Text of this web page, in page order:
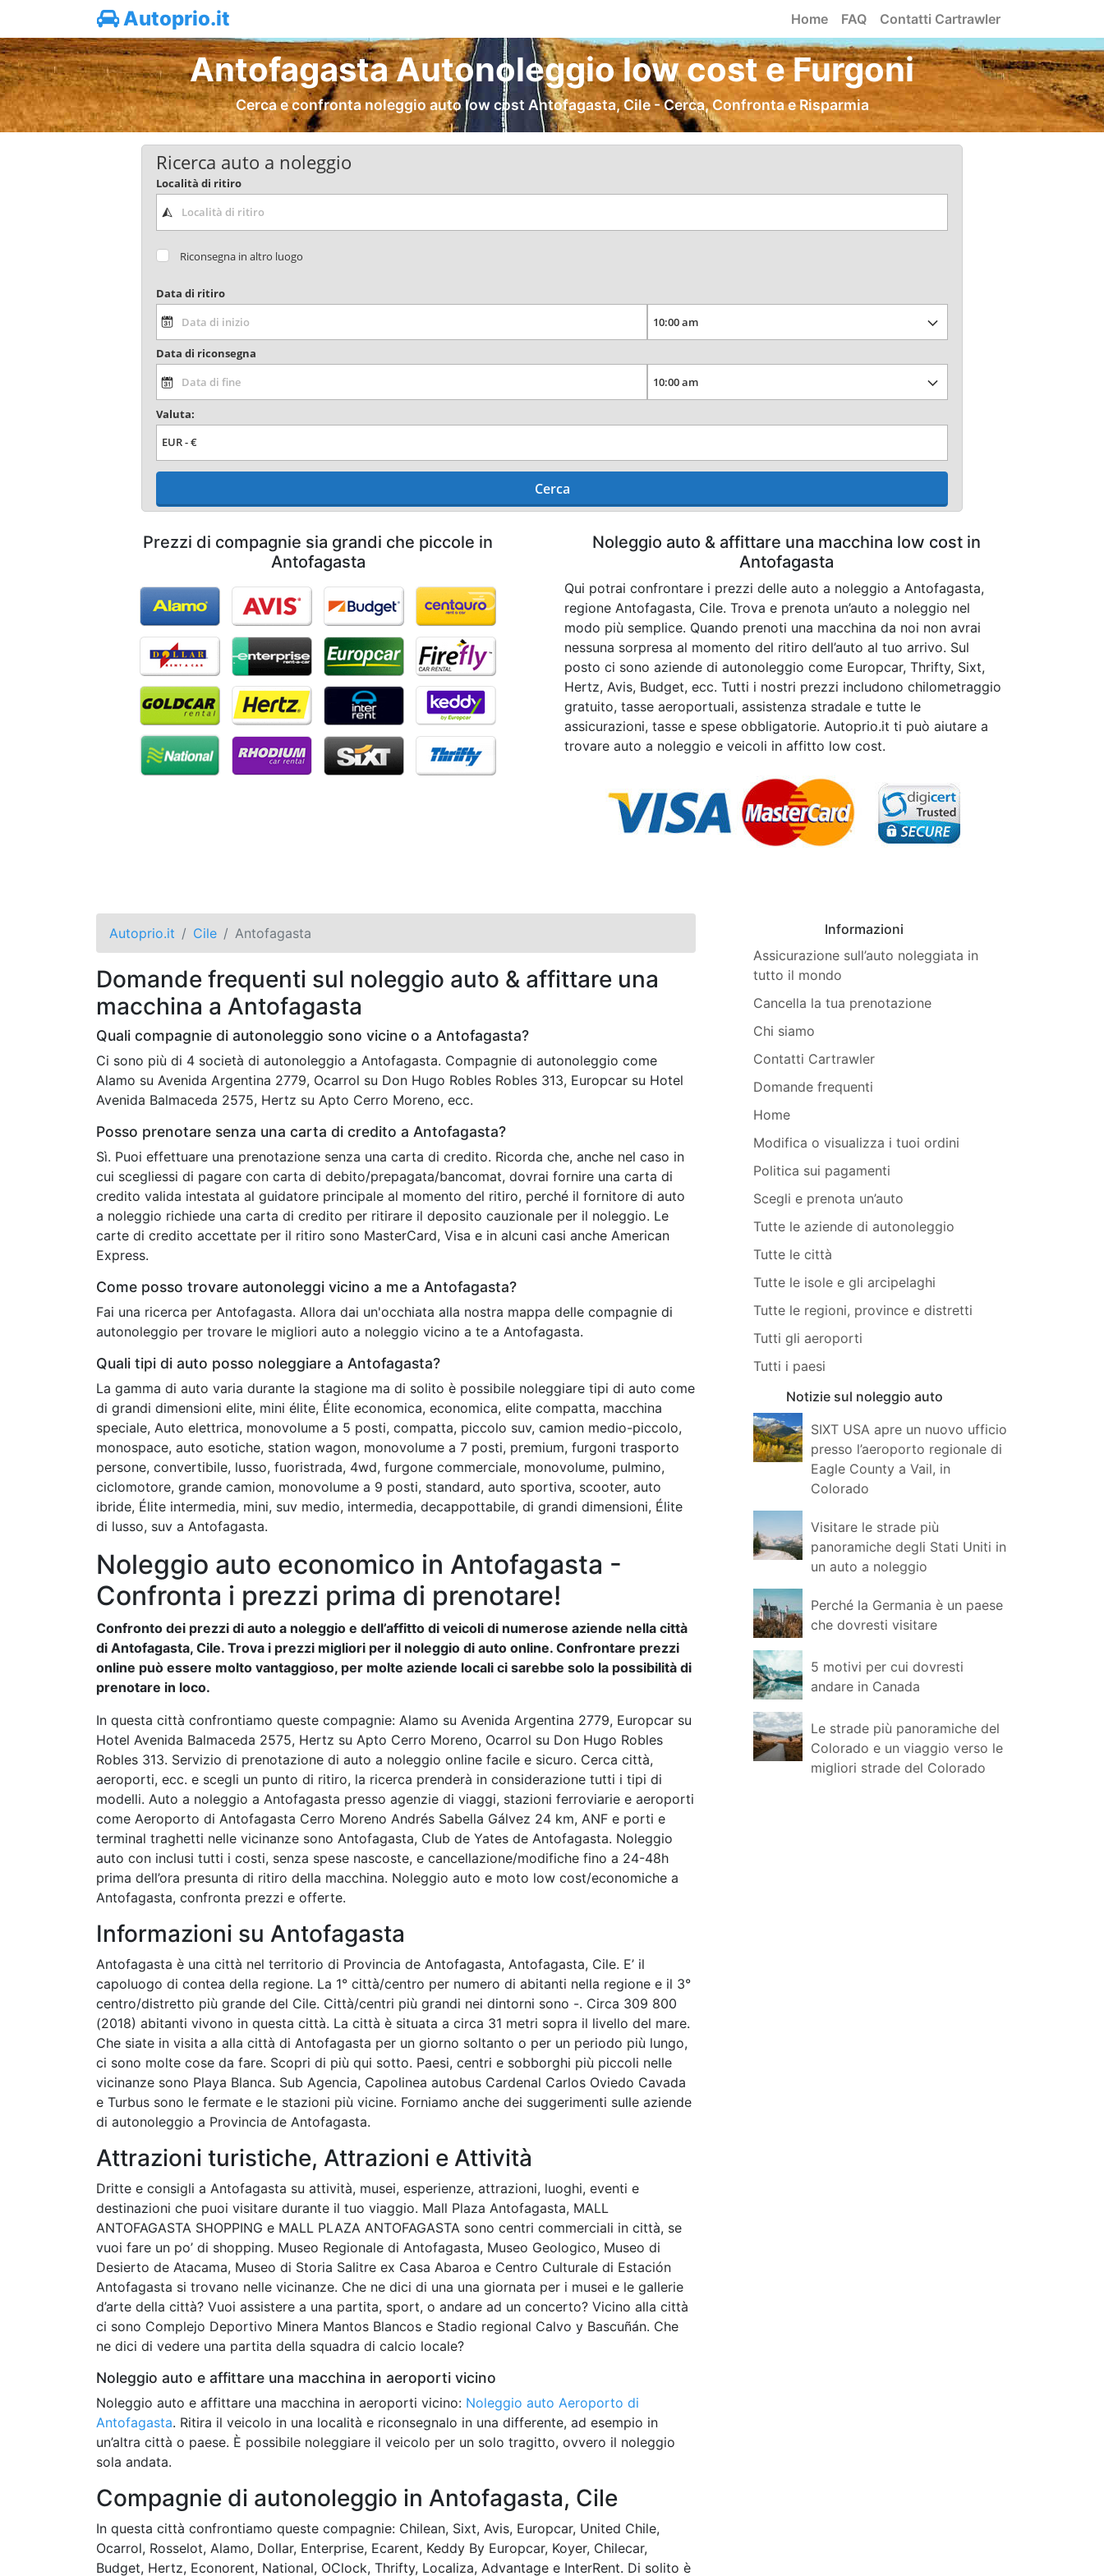
Autoprio.it Home FAQ Contatti Cartrawler
Antofagasta Autonoleggio low cost e Furgoni
Cerca e confronta noleggio auto low cost Antofagasta, Cile - Cerca, Confronta e Risparmia
Ricerca auto a noleggio
Località di ritiro
Riconsegna in altro luogo
Data di ritiro
Data di riconsegna
Valuta:
Cerca
Prezzi di compagnie sia grandi che piccole in
Antofagasta
Noleggio auto & affittare una macchina low cost in
Antofagasta
Qui potrai confrontare i prezzi delle auto a noleggio a Antofagasta,
regione Antofagasta, Cile. Trova e prenota un’auto a noleggio nel
modo più semplice. Quando prenoti una macchina da noi non avrai
nessuna sorpresa al momento del ritiro dell’auto al tuo arrivo. Sul
posto ci sono aziende di autonoleggio come Europcar, Thrifty, Sixt,
Hertz, Avis, Budget, ecc. Tutti i nostri prezzi includono chilometraggio
gratuito, tasse aeroportuali, assistenza stradale e tutte le
assicurazioni, tasse e spese obbligatorie. Autoprio.it ti può aiutare a
trovare auto a noleggio e veicoli in affitto low cost.
Autoprio.it Cile Antofagasta
Domande frequenti sul noleggio auto & affittare una
macchina a Antofagasta
Quali compagnie di autonoleggio sono vicine o a Antofagasta?
Ci sono più di 4 società di autonoleggio a Antofagasta. Compagnie di autonoleggio come
Alamo su Avenida Argentina 2779, Ocarrol su Don Hugo Robles Robles 313, Europcar su Hotel
Avenida Balmaceda 2575, Hertz su Apto Cerro Moreno, ecc.
Posso prenotare senza una carta di credito a Antofagasta?
Sì. Puoi effettuare una prenotazione senza una carta di credito. Ricorda che, anche nel caso in
cui scegliessi di pagare con carta di debito/prepagata/bancomat, dovrai fornire una carta di
credito valida intestata al guidatore principale al momento del ritiro, perché il fornitore di auto
a noleggio richiede una carta di credito per ritirare il deposito cauzionale per il noleggio. Le
carte di credito accettate per il ritiro sono MasterCard, Visa e in alcuni casi anche American
Express.
Come posso trovare autonoleggi vicino a me a Antofagasta?
Fai una ricerca per Antofagasta. Allora dai un'occhiata alla nostra mappa delle compagnie di
autonoleggio per trovare le migliori auto a noleggio vicino a te a Antofagasta.
Quali tipi di auto posso noleggiare a Antofagasta?
La gamma di auto varia durante la stagione ma di solito è possibile noleggiare tipi di auto come
di grandi dimensioni elite, mini élite, Élite economica, economica, elite compatta, macchina
speciale, Auto elettrica, monovolume a 5 posti, compatta, piccolo suv, camion medio-piccolo,
monospace, auto esotiche, station wagon, monovolume a 7 posti, premium, furgoni trasporto
persone, convertibile, lusso, fuoristrada, 4wd, furgone commerciale, monovolume, pulmino,
ciclomotore, grande camion, monovolume a 9 posti, standard, auto sportiva, scooter, auto
ibride, Élite intermedia, mini, suv medio, intermedia, decappottabile, di grandi dimensioni, Élite
di lusso, suv a Antofagasta.
Noleggio auto economico in Antofagasta -
Confronta i prezzi prima di prenotare!
Confronto dei prezzi di auto a noleggio e dell’affitto di veicoli di numerose aziende nella città
di Antofagasta, Cile. Trova i prezzi migliori per il noleggio di auto online. Confrontare prezzi
online può essere molto vantaggioso, per molte aziende locali ci sarebbe solo la possibilità di
prenotare in loco.
In questa città confrontiamo queste compagnie: Alamo su Avenida Argentina 2779, Europcar su
Hotel Avenida Balmaceda 2575, Hertz su Apto Cerro Moreno, Ocarrol su Don Hugo Robles
Robles 313. Servizio di prenotazione di auto a noleggio online facile e sicuro. Cerca città,
aeroporti, ecc. e scegli un punto di ritiro, la ricerca prenderà in considerazione tutti i tipi di
modelli. Auto a noleggio a Antofagasta presso agenzie di viaggi, stazioni ferroviarie e aeroporti
come Aeroporto di Antofagasta Cerro Moreno Andrés Sabella Gálvez 24 km, ANF e porti e
terminal traghetti nelle vicinanze sono Antofagasta, Club de Yates de Antofagasta. Noleggio
auto con inclusi tutti i costi, senza spese nascoste, e cancellazione/modifiche fino a 24-48h
prima dell’ora presunta di ritiro della macchina. Noleggio auto e moto low cost/economiche a
Antofagasta, confronta prezzi e offerte.
Informazioni su Antofagasta
Antofagasta è una città nel territorio di Provincia de Antofagasta, Antofagasta, Cile. E’ il
capoluogo di contea della regione. La 1° città/centro per numero di abitanti nella regione e il 3°
centro/distretto più grande del Cile. Città/centri più grandi nei dintorni sono -. Circa 309 800
(2018) abitanti vivono in questa città. La città è situata a circa 31 metri sopra il livello del mare.
Che siate in visita a alla città di Antofagasta per un giorno soltanto o per un periodo più lungo,
ci sono molte cose da fare. Scopri di più qui sotto. Paesi, centri e sobborghi più piccoli nelle
vicinanze sono Playa Blanca. Sub Agencia, Capolinea autobus Cardenal Carlos Oviedo Cavada
e Turbus sono le fermate e le stazioni più vicine. Forniamo anche dei suggerimenti sulle aziende
di autonoleggio a Provincia de Antofagasta.
Attrazioni turistiche, Attrazioni e Attività
Dritte e consigli a Antofagasta su attività, musei, esperienze, attrazioni, luoghi, eventi e
destinazioni che puoi visitare durante il tuo viaggio. Mall Plaza Antofagasta, MALL
ANTOFAGASTA SHOPPING e MALL PLAZA ANTOFAGASTA sono centri commerciali in città, se
vuoi fare un po’ di shopping. Museo Regionale di Antofagasta, Museo Geologico, Museo di
Desierto de Atacama, Museo di Storia Salitre ex Casa Abaroa e Centro Culturale di Estación
Antofagasta si trovano nelle vicinanze. Che ne dici di una una giornata per i musei e le gallerie
d’arte della città? Vuoi assistere a una partita, sport, o andare ad un concerto? Vicino alla città
ci sono Complejo Deportivo Minera Mantos Blancos e Stadio regional Calvo y Bascuñán. Che
ne dici di vedere una partita della squadra di calcio locale?
Noleggio auto e affittare una macchina in aeroporti vicino
Noleggio auto e affittare una macchina in aeroporti vicino: Noleggio auto Aeroporto di
Antofagasta. Ritira il veicolo in una località e riconsegnalo in una differente, ad esempio in
un’altra città o paese. È possibile noleggiare il veicolo per un solo tragitto, ovvero il noleggio
sola andata.
Compagnie di autonoleggio in Antofagasta, Cile
In questa città confrontiamo queste compagnie: Chilean, Sixt, Avis, Europcar, United Chile,
Ocarrol, Rosselot, Alamo, Dollar, Enterprise, Ecarent, Keddy By Europcar, Koyer, Chilecar,
Budget, Hertz, Econorent, National, OClock, Thrifty, Localiza, Advantage e InterRent. Di solito è
Informazioni
Assicurazione sull’auto noleggiata in
tutto il mondo
Cancella la tua prenotazione
Chi siamo
Contatti Cartrawler
Domande frequenti
Home
Modifica o visualizza i tuoi ordini
Politica sui pagamenti
Scegli e prenota un’auto
Tutte le aziende di autonoleggio
Tutte le città
Tutte le isole e gli arcipelaghi
Tutte le regioni, province e distretti
Tutti gli aeroporti
Tutti i paesi
Notizie sul noleggio auto
SIXT USA apre un nuovo ufficio
presso l’aeroporto regionale di
Eagle County a Vail, in
Colorado
Visitare le strade più
panoramiche degli Stati Uniti in
un auto a noleggio
Perché la Germania è un paese
che dovresti visitare
5 motivi per cui dovresti
andare in Canada
Le strade più panoramiche del
Colorado e un viaggio verso le
migliori strade del Colorado